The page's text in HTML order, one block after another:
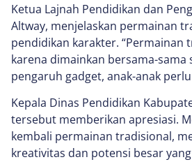
Ketua Lajnah Pendidikan dan
Altway, menjelaskan permainan
pendidikan karakter.
karena dimainkan bersama-
pengaruh gadget, anak-anak
Kepala Dinas Pendidikan
tersebut memberikan apresiasi.
kembali permainan tradisional,
kreativitas dan potensi besar